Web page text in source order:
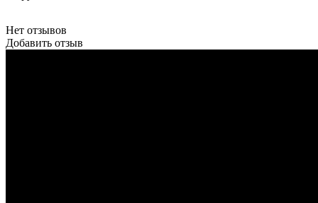
Нет отзывов
Добавить отзыв